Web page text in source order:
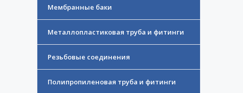
Мембранные баки
Металлопластиковая труба и фитинги
Резьбовые соединения
Полипропиленовая труба и фитинги